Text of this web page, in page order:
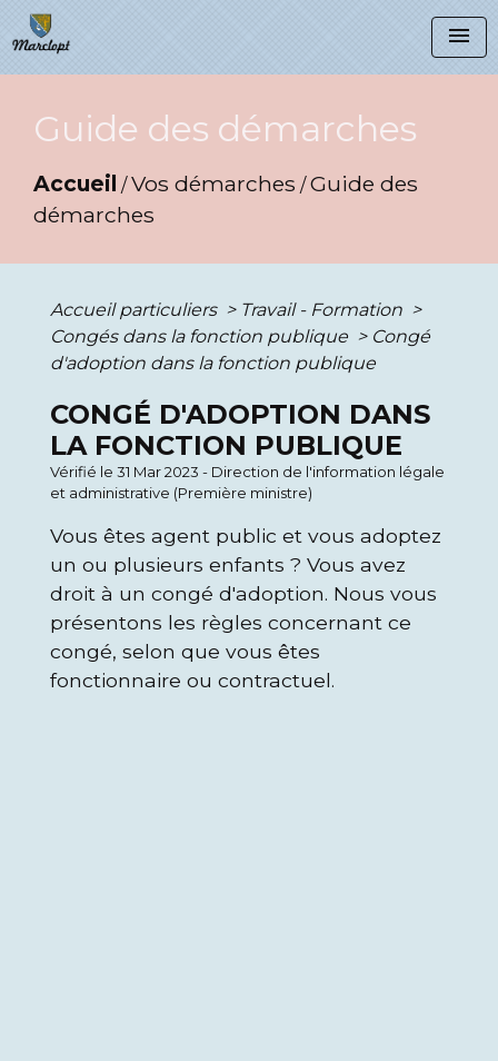
menu
Guide des démarches
Accueil /Vos démarches /Guide des
démarches
Accueil particuliers > Travail - Formation >
Congés dans la fonction publique > Congé
d'adoption dans la fonction publique
CONGÉ D'ADOPTION DANS
LA FONCTION PUBLIQUE
Vérifié le 31 Mar 2023 - Direction de l'information légale
et administrative (Première ministre)
Vous êtes agent public et vous adoptez
un ou plusieurs enfants ? Vous avez
droit à un congé d'adoption. Nous vous
présentons les règles concernant ce
congé, selon que vous êtes
fonctionnaire ou contractuel.